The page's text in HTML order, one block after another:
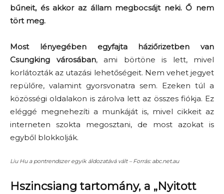
bűneit, és akkor az állam megbocsájt neki. Ő nem
tört meg.
Most lényegében egyfajta háziőrizetben van
Csungking városában, ami börtöne is lett, mivel
korlátozták az utazási lehetőségeit. Nem vehet jegyet
repülőre, valamint gyorsvonatra sem. Ezeken túl a
közösségi oldalakon is zárolva lett az összes fiókja. Ez
eléggé megnehezíti a munkáját is, mivel cikkeit az
interneten szokta megosztani, de most azokat is
egyből blokkolják.
Liu Hu a pontrendszer egyik áldozatává vált – Forrás: abc.net.au
Hszincsiang tartomány, a „Nyitott